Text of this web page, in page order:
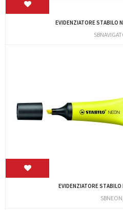
EVIDENZIATORE STABILO
EVIDENZIATORE